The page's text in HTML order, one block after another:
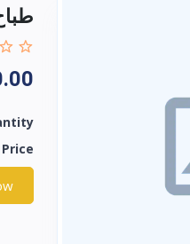
طباخ
: